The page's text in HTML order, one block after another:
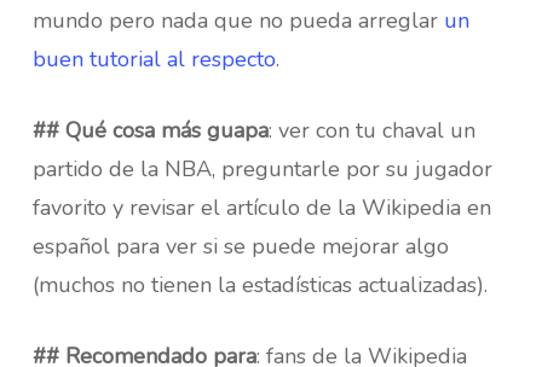
mundo pero nada que no pueda arreglar un
buen tutorial al respecto.
## Qué cosa más guapa: ver con tu chaval un
partido de la NBA, preguntarle por su jugador
favorito y revisar el artículo de la Wikipedia en
español para ver si se puede mejorar algo
(muchos no tienen la estadísticas actualizadas).
## Recomendado para: fans de la Wikipedia